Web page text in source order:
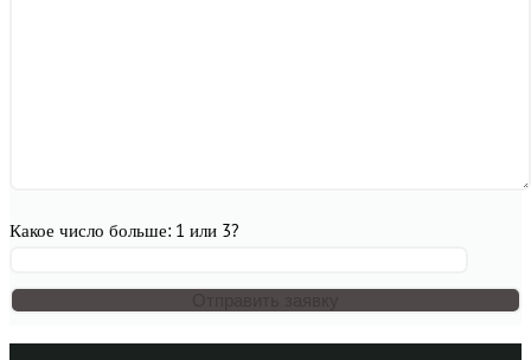
Какое число больше: 1 или 3?